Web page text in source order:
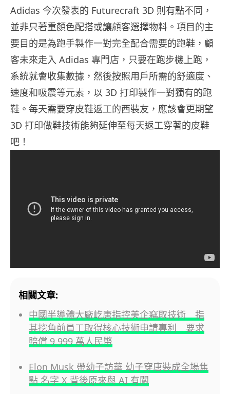
Adidas 今次發表的 Futurecraft 3D 則有點不同，
並非只著重顏色配搭或讓顧客選擇物料。項目的主
要目的是為跑手製作一對完全配合需要的跑鞋，顧
客未來走入 Adidas 專門店，只要在跑步機上跑，
系統就會收集數據，然後按照用戶所需的舒適度、
速度和吸震等元素，以 3D 打印製作一對獨有的跑
鞋。每天需要穿皮鞋返工的西裝友，應該會更期望
3D 打印做鞋技術能夠延伸至每天返工穿著的皮鞋
吧！
相關文章:
中國半導體大廠屹唐指控美企竊取技術 指
其挖角前員工取得核心技術申請專利 要求
賠償 9,999 萬人民幣
Elon Musk 帶幼子訪華 幼子穿唐裝成全場焦
點 名字 X 背後原來與 AI 有關